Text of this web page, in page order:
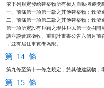
依下列規定發給建築物所有權人自動搬遷獎
一、前條第一項第一款之其他建築物：救濟
二、前條第一項第二款之其他建築物：救濟
第一項所定設有戶籍之現住戶以第一次召開
議座談會或徵收、重劃計畫書公告六個月前
，並有居住事實者為限。
第 14 條
第九條至第十一條之規定，於其他建築物，
第 15 條